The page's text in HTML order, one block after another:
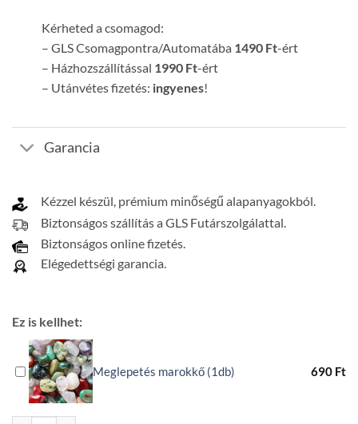
Kérheted a csomagod:
– GLS Csomagpontra/Automatába 1490 Ft-ért
– Házhozszállítással 1990 Ft-ért
– Utánvétes fizetés: ingyenes!
Garancia
Kézzel készül, prémium minőségű alapanyagokból.
Biztonságos szállítás a GLS Futárszolgálattal.
Biztonságos online fizetés.
Elégedettségi garancia.
Ez is kellhet:
Meglepetés marokkő (1db) 690 Ft